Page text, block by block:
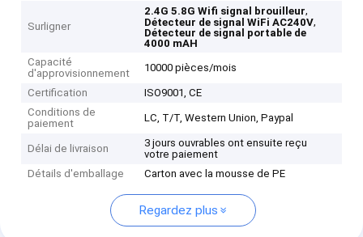
Surligner
2.4G 5.8G Wifi signal brouilleur,
Détecteur de signal WiFi AC240V,
Détecteur de signal portable de
4000 mAH
Capacité
d'approvisionnement
10000 pièces/mois
Certification
ISO9001, CE
Conditions de
paiement
LC, T/T, Western Union, Paypal
Délai de livraison
3 jours ouvrables ont ensuite reçu
votre paiement
Détails d'emballage
Carton avec la mousse de PE
Regardez plus